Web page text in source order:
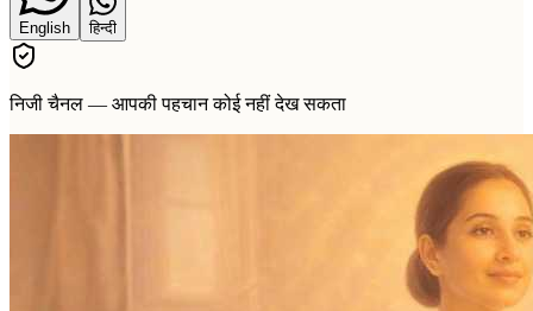
English हिन्दी
निजी चैनल — आपकी पहचान कोई नहीं देख सकता